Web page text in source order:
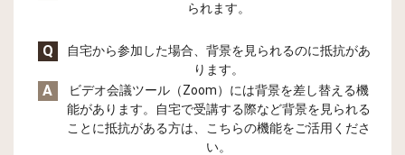
られます。
Q
自宅から参加した場合、背景を見られるのに抵抗があ
ります。
A
ビデオ会議ツール（Zoom）には背景を差し替える機
能があります。自宅で受講する際など背景を見られる
ことに抵抗がある方は、こちらの機能をご活用くださ
い。